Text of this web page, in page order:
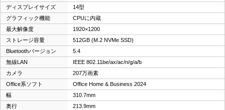
ディスプレイサイズ
14型
グラフィック機能
CPUに内蔵
最大解像度
1920×1200
ストレージ容量
512GB (M.2 NVMe SSD)
Bluetoothバージョン
5.4
無線LAN
IEEE 802.11be/ax/ac/n/g/a/b
カメラ
207万画素
Office系ソフト
Office Home & Business 2024
幅
310.7mm
奥行
213.9mm